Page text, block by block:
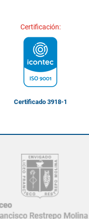
Certificación:
Certificado 3918-1